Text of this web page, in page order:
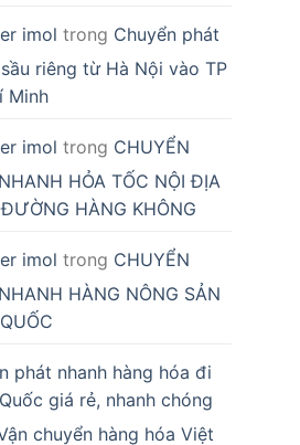
imol trong Chuyển phát
riêng từ Hà Nội vào TP
Minh
imol trong CHUYỂN
HỎA TỐC NỘI ĐỊA
HÀNG KHÔNG
imol trong CHUYỂN
HÀNG NÔNG SẢN
phát nhanh hàng hóa đi
giá rẻ, nhanh chóng
chuyển hàng hóa Việt